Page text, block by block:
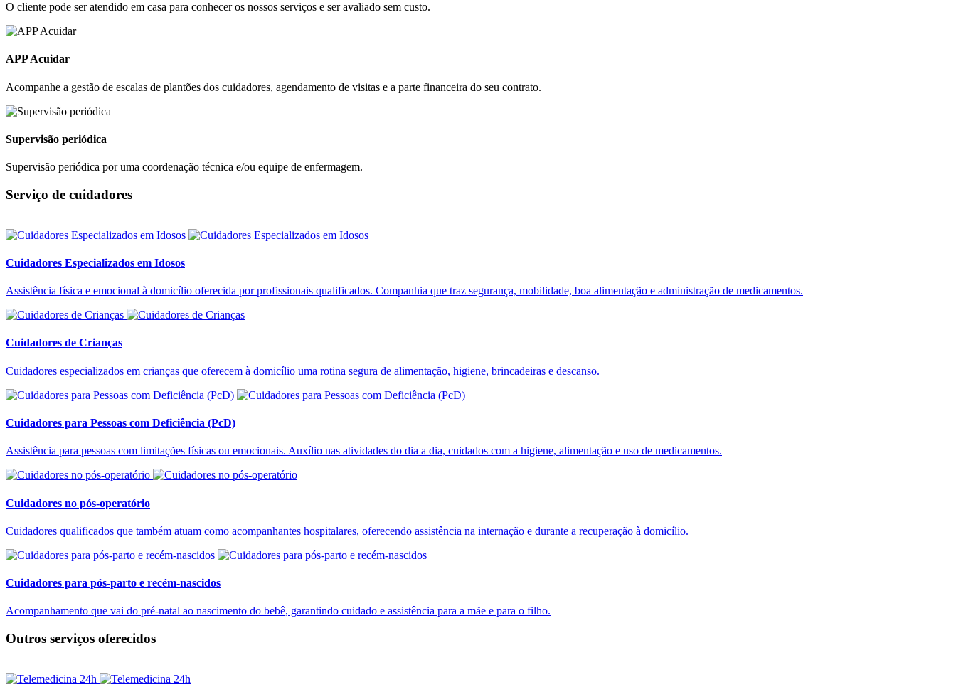
O cliente pode ser atendido em casa para conhecer os nossos serviços e ser avaliado sem custo.
APP Acuidar
Acompanhe a gestão de escalas de plantões dos cuidadores, agendamento de visitas e a parte financeira do seu contrato.
Supervisão periódica
Supervisão periódica por uma coordenação técnica e/ou equipe de enfermagem.
Serviço de cuidadores
Cuidadores Especializados em Idosos
Assistência física e emocional à domicílio oferecida por profissionais qualificados. Companhia que traz segurança, mobilidade, boa alimentação e administração de medicamentos.
Cuidadores de Crianças
Cuidadores especializados em crianças que oferecem à domicílio uma rotina segura de alimentação, higiene, brincadeiras e descanso.
Cuidadores para Pessoas com Deficiência (PcD)
Assistência para pessoas com limitações físicas ou emocionais. Auxílio nas atividades do dia a dia, cuidados com a higiene, alimentação e uso de medicamentos.
Cuidadores no pós-operatório
Cuidadores qualificados que também atuam como acompanhantes hospitalares, oferecendo assistência na internação e durante a recuperação à domicílio.
Cuidadores para pós-parto e recém-nascidos
Acompanhamento que vai do pré-natal ao nascimento do bebê, garantindo cuidado e assistência para a mãe e para o filho.
Outros serviços oferecidos